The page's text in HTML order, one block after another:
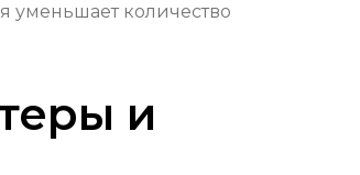
уменьшает количество
и